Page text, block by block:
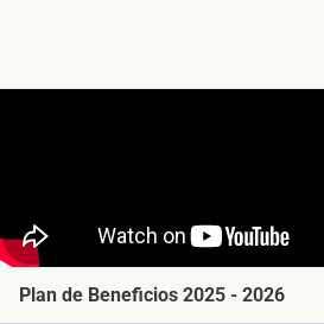
Plan de Beneficios 2025 - 2026